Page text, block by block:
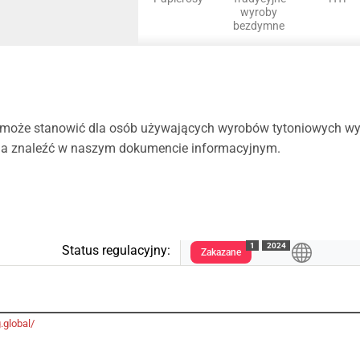
wyroby
bezdymne
stanowić dla osób używających wyrobów tytoniowych
znaleźć w naszym dokumencie informacyjnym.
Status regulacyjny: Zakazane
1 2024